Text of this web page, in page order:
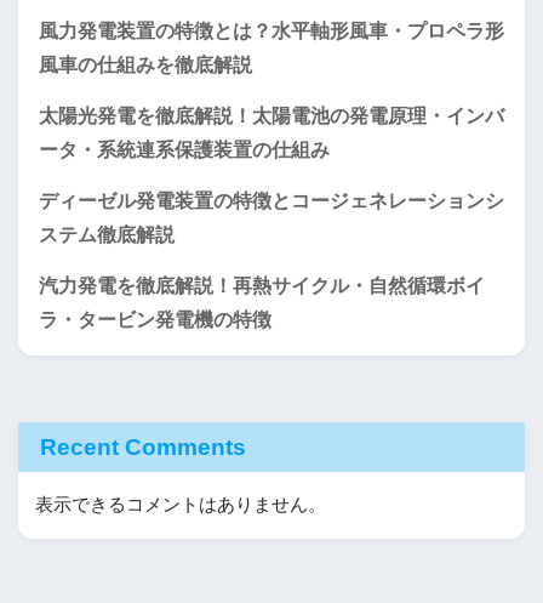
風力発電装置の特徴とは？水平軸形風車・プロペラ形
風車の仕組みを徹底解説
太陽光発電を徹底解説！太陽電池の発電原理・インバ
ータ・系統連系保護装置の仕組み
ディーゼル発電装置の特徴とコージェネレーションシ
ステム徹底解説
汽力発電を徹底解説！再熱サイクル・自然循環ボイ
ラ・タービン発電機の特徴
Recent Comments
表示できるコメントはありません。